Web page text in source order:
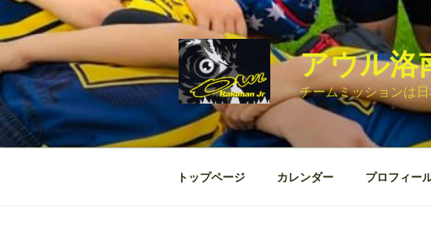
コ
ン
テ
ン
ツ
へ
ス
キ
アウル洛
チームミッションは
トップページ カレンダー プロフィー